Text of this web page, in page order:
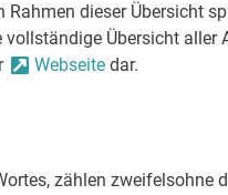
dieser Übersicht
Übersicht
Webseite dar.
zählen zweifelsohne